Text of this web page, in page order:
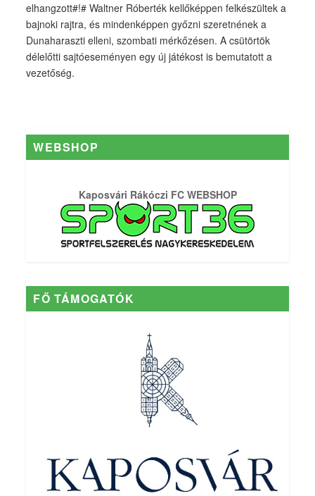
elhangzott#!# Waltner Róberték kellőképpen felkészültek a
bajnoki rajtra, és mindenképpen győzni szeretnének a
Dunaharaszti elleni, szombati mérkőzésen. A csütörtök
délelőtti sajtóeseményen egy új játékost is bemutatott a
vezetőség.
WEBSHOP
Kaposvári Rákóczi FC WEBSHOP
FŐ TÁMOGATÓK